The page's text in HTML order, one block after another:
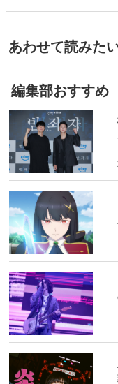
あわせて読みた
編集部おすすめ